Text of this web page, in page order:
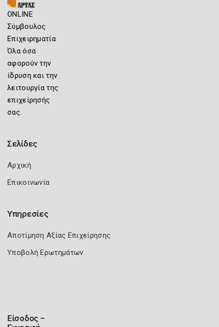
ONLINE
Σύμβουλος
Επιχειρηματία
Όλα όσα
αφορούν την
ίδρυση και την
λειτουργία της
επιχείρησής
σας.
Σελίδες
Αρχική
Επικοινωνία
Υπηρεσίες
Αποτίμηση Αξίας Επιχείρησης
Υποβολή Ερωτημάτων
Είσοδος –